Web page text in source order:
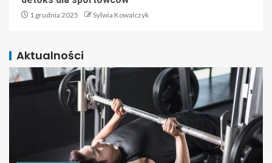
1 grudnia 2025 Sylwia Kowalczyk
Aktualności